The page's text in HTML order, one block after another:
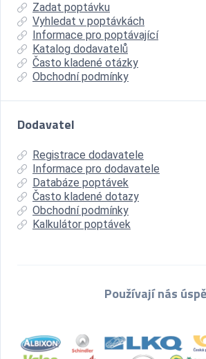
Zadat poptávku
Vyhledat v poptávkách
Informace pro poptávající
Katalog dodavatelů
Často kladené otázky
Obchodní podmínky
Dodavatel
Registrace dodavatele
Informace pro dodavatele
Databáze poptávek
Často kladené dotazy
Obchodní podmínky
Kalkulátor poptávek
Používají nás